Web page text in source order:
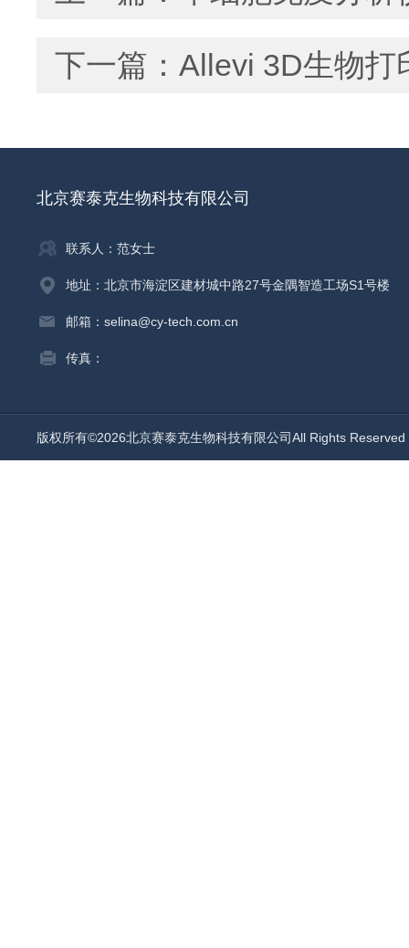
下一篇： Allevi 3D生物打
北京赛泰克生物科技有限公司
联系人：范女士
地址：北京市海淀区建材城中路27号金隅智造工场S1号楼
邮箱：selina@cy-tech.com.cn
传真：
版权所有©2026北京赛泰克生物科技有限公司All Rights